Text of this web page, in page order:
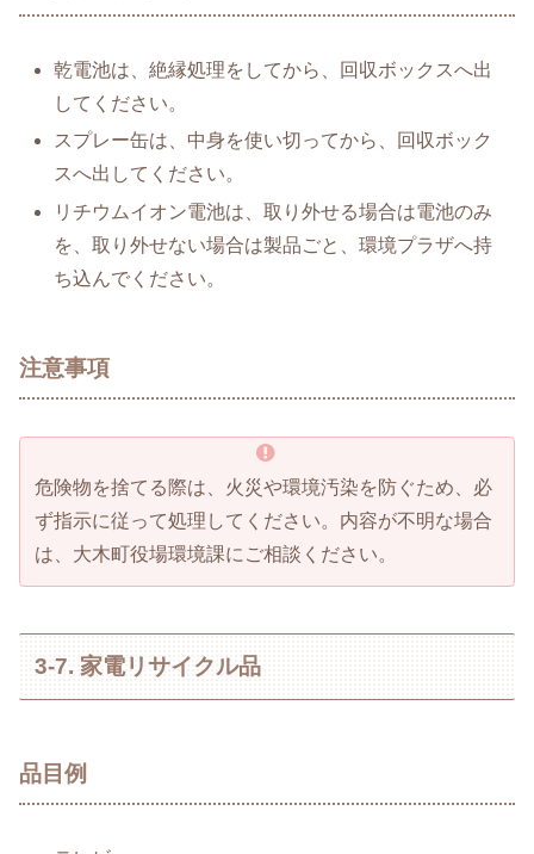
乾電池は、絶縁処理をしてから、回収ボックスへ出
してください。
スプレー缶は、中身を使い切ってから、回収ボック
スへ出してください。
リチウムイオン電池は、取り外せる場合は電池のみ
を、取り外せない場合は製品ごと、環境プラザへ持
ち込んでください。
注意事項
危険物を捨てる際は、火災や環境汚染を防ぐため、必
ず指示に従って処理してください。内容が不明な場合
は、大木町役場環境課にご相談ください。
3-7. 家電リサイクル品
品目例